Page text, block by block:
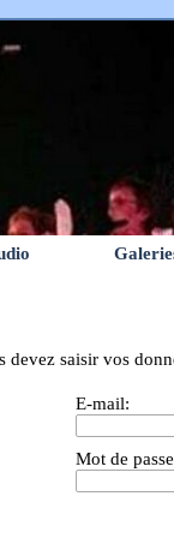
devez saisir vos
E-mail:
Mot de